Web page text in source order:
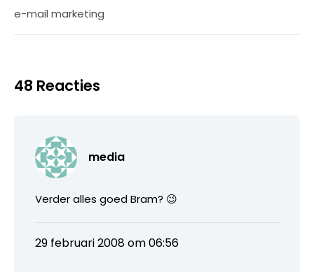
e-mail marketing
48 Reacties
media
Verder alles goed Bram? 😉
29 februari 2008 om 06:56